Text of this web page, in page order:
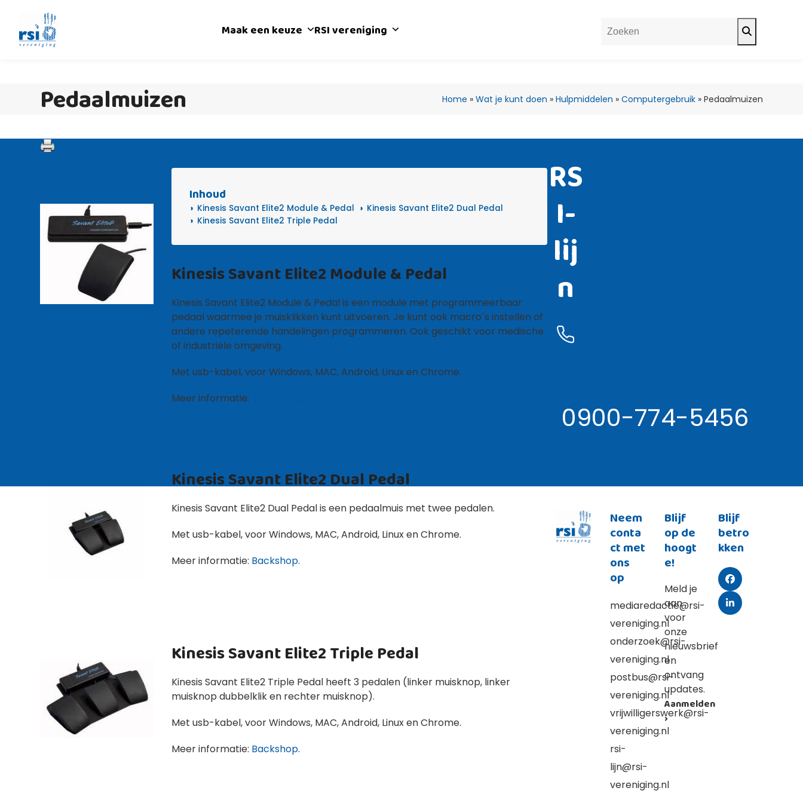
content
Maak een keuze RSI vereniging Search
Pedaalmuizen Home » Wat je kunt doen » Hulpmiddelen » Computergebruik» Pedaalmuizen
Inhoud
Kinesis Savant Elite2 Module & Pedal
Kinesis Savant Elite2 Dual Pedal
Kinesis Savant Elite2 Triple Pedal
Kinesis Savant Elite2 Module & Pedal
Kinesis Savant Elite2 Module & Pedal is een module met programmeerbaar
pedaal waarmee je muisklikken kunt uitvoeren. Je kunt ook macro´s instellen of
andere repeterende handelingen programmeren. Ook geschikt voor medische
of industriële omgeving.
Met usb-kabel, voor Windows, MAC, Android, Linux en Chrome.
Meer informatie:
.
Kinesis Savant Elite2 Dual Pedal
Kinesis Savant Elite2 Dual Pedal is een pedaalmuis met twee pedalen.
Met usb-kabel, voor Windows, MAC, Android, Linux en Chrome.
Meer informatie: Backshop.
Kinesis Savant Elite2 Triple Pedal
Kinesis Savant Elite2 Triple Pedal heeft 3 pedalen (linker muisknop, linker
muisknop dubbelklik en rechter muisknop).
Met usb-kabel, voor Windows, MAC, Android, Linux en Chrome.
Meer informatie: Backshop.
RS
I-
lij
n
0900-774-5456
Neem
conta
ct met
ons
op
mediaredactie@rsi-
vereniging.nl
onderzoek@rsi-
vereniging.nl
postbus@rsi-
vereniging.nl
vrijwilligerswerk@rsi-
vereniging.nl
rsi-
lijn@rsi-
vereniging.nl
Blijf
op de
hoogt
e!
Meld je
aan
voor
onze
nieuwsbrief
en
ontvang
updates.
Aanmelden
›
Blijf
betro
kken
Facebook
LinkedIn